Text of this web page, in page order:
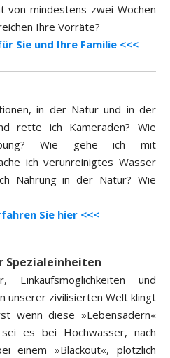
von mindestens zwei Wochen
Ihre Vorräte?
Sie und Ihre Familie <<<
in der Natur und in der
rette ich Kameraden? Wie
Wie gehe ich mit
ich verunreinigtes Wasser
Nahrung in der Natur? Wie
Sie hier <<<
Spezialeinheiten
Einkaufsmöglichkeiten und
unserer zivilisierten Welt klingt
wenn diese »Lebensadern«
es bei Hochwasser, nach
einem »Blackout«, plötzlich